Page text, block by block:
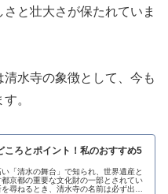
と壮大さが保たれていま
水寺の象徴として、今も
。
ころとポイント！私のおすすめ5
「清水の舞台」で知られ、世界遺産と
都京都の重要な文化財の一部とされてい
尋ねるとき、清水寺の名前は必ず出て